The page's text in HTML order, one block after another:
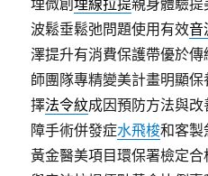
埋微創埋線拉提親身體驗
波鬆垂鬆弛問題使用有效音
澤提升有消費保護帶優於
師團隊專精變美計畫明顯
擇法令紋成因預防方法與
障手術併發症水飛梭和客製
黃金醫美項目環保署檢定合